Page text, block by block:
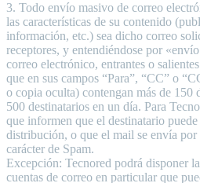
3. Todo envío masivo de correo
las características de su contenido
información, etc.) sea dicho correo
receptores, y entendiéndose por
correo electrónico, entrantes o
que en sus campos “Para”, “CC” o
o copia oculta) contengan más de 150
500 destinatarios en un día. Para
que informen que el destinatario
distribución, o que el mail se envía
carácter de Spam.
Excepción: Tecnored podrá disponer
cuentas de correo en particular que